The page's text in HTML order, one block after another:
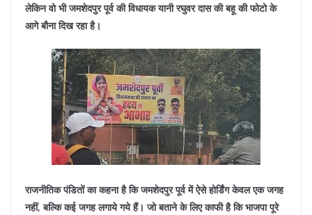
लेकिन वो भी जमशेदपुर पूर्व की विधायक यानी रघुवर दास की बहू की फोटो के
आगे बौना दिख रहा है।
राजनीतिक पंडितों का कहना है कि जमशेदपुर पूर्व में ऐसे होर्डिंग केवल एक जगह
नहीं, बल्कि कई जगह लगाये गये हैं। जो बताने के लिए काफी है कि भाजपा पूरे